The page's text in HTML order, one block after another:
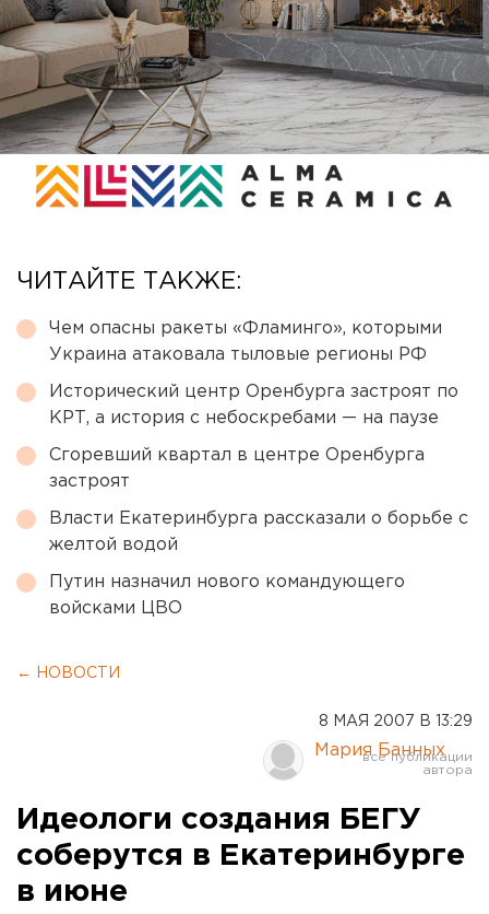
ЧИТАЙТЕ ТАКЖЕ:
Чем опасны ракеты «Фламинго», которыми
Украина атаковала тыловые регионы РФ
Исторический центр Оренбурга застроят по
КРТ, а история с небоскребами — на паузе
Сгоревший квартал в центре Оренбурга
застроят
Власти Екатеринбурга рассказали о борьбе с
желтой водой
Путин назначил нового командующего
войсками ЦВО
← НОВОСТИ
8 МАЯ 2007 В 13:29
Мария Банных
Идеологи создания БЕГУ
соберутся в Екатеринбурге
в июне